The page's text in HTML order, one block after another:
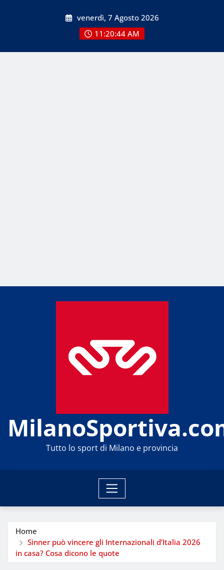
venerdì, 7 Agosto 2026
11:20:46 AM
Tutto lo sport di Milano e provincia
Home
Sinner può vincere gli Internazionali d’Italia 2026
in casa? Cosa dicono le quote